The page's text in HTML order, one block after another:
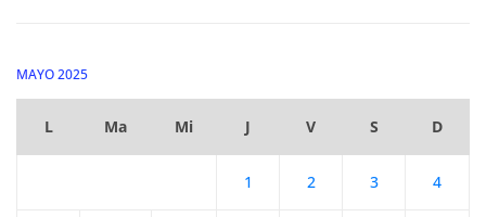
MAYO 2025
L Ma Mi J V S D
1 2 3 4